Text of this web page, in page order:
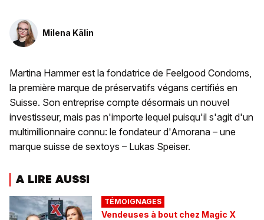
Milena Kälin
Martina Hammer est la fondatrice de Feelgood Condoms,
la première marque de préservatifs végans certifiés en
Suisse. Son entreprise compte désormais un nouvel
investisseur, mais pas n'importe lequel puisqu'il s'agit d'un
multimillionnaire connu: le fondateur d'Amorana – une
marque suisse de sextoys – Lukas Speiser.
A LIRE AUSSI
TÉMOIGNAGES
Vendeuses à bout chez Magic X